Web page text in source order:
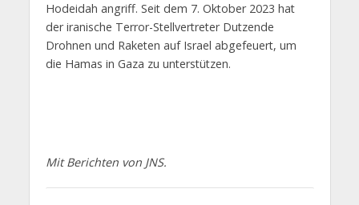
Hodeidah angriff. Seit dem 7. Oktober 2023 hat
der iranische Terror-Stellvertreter Dutzende
Drohnen und Raketen auf Israel abgefeuert, um
die Hamas in Gaza zu unterstützen.
Mit Berichten von JNS.